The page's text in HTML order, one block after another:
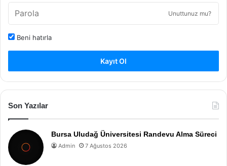
Unuttunuz mu?
Beni hatırla
Kayıt Ol
Son Yazılar
Bursa Uludağ Üniversitesi Randevu Alma Süreci
Admin 7 Ağustos 2026